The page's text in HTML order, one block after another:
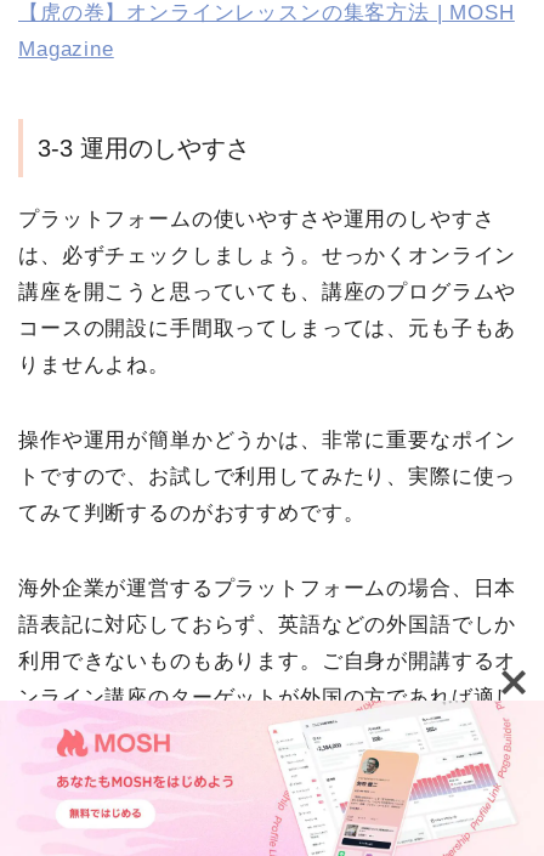
【虎の巻】オンラインレッスンの集客方法 | MOSH
Magazine
3-3 運用のしやすさ
プラットフォームの使いやすさや運用のしやすさ
は、必ずチェックしましょう。せっかくオンライン
講座を開こうと思っていても、講座のプログラムや
コースの開設に手間取ってしまっては、元も子もあ
りませんよね。
操作や運用が簡単かどうかは、非常に重要なポイン
トですので、お試しで利用してみたり、実際に使っ
てみて判断するのがおすすめです。
海外企業が運営するプラットフォームの場合、日本
語表記に対応しておらず、英語などの外国語でしか
利用できないものもあります。ご自身が開講するオ
ンライン講座のターゲットが外国の方であれば適し
たプラットフォームといえますが、外国語に馴染み
がない場合は運用ハードルが少し高くなることが予
想されますのでご注意してください。
活用事例 ウェビナー・イベント